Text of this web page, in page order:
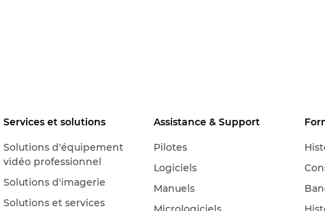
Services et solutions
Solutions d'équipement
vidéo professionnel
Solutions d'imagerie
Solutions et services
Assistance & Support
Pilotes
Logiciels
Manuels